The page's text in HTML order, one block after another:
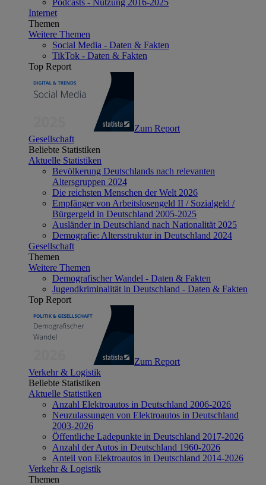
Internet
Themen
Weitere Themen
Social Media - Daten & Fakten
TikTok - Daten & Fakten
Top Report
Zum Report
Gesellschaft
Beliebte Statistiken
Aktuelle Statistiken
Bevölkerung Deutschlands nach relevanten
Altersgruppen 2024
Die reichsten Menschen der Welt 2026
Empfänger von Arbeitslosengeld II / Sozialgeld /
Bürgergeld in Deutschland 2005-2025
Ausländer in Deutschland nach Nationalität 2025
Demografie: Altersstruktur in Deutschland 2024
Gesellschaft
Themen
Weitere Themen
Demografischer Wandel - Daten & Fakten
Jugendkriminalität in Deutschland - Daten & Fakten
Top Report
Zum Report
Verkehr & Logistik
Beliebte Statistiken
Aktuelle Statistiken
Anzahl Elektroautos in Deutschland 2006-2026
Neuzulassungen von Elektroautos in Deutschland
2003-2026
Öffentliche Ladepunkte in Deutschland 2017-2026
Anzahl der Autos in Deutschland 1960-2026
Anteil von Elektroautos in Deutschland 2014-2026
Verkehr & Logistik
Themen